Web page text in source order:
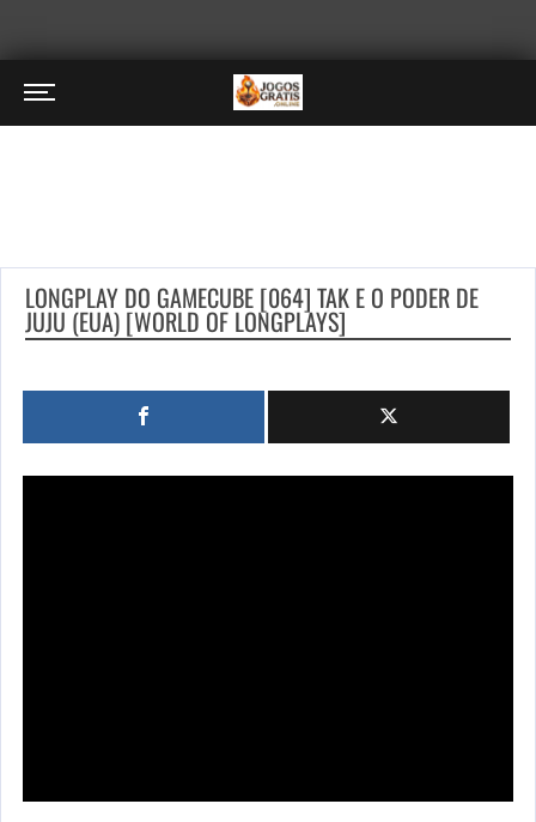
LONGPLAY DO GAMECUBE [064] TAK E O PODER DE
JUJU (EUA) [WORLD OF LONGPLAYS]